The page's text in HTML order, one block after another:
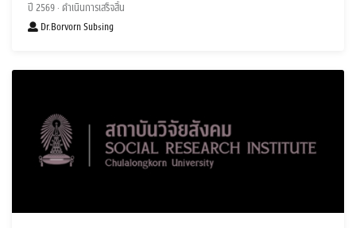
ปี 2569 · ดำเนินการเสร็จสิ้น
Dr.Borvorn Subsing